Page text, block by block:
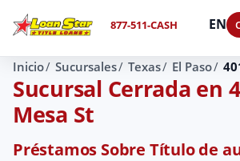
877-511-CASH EN
Inicio Sucursales Texas El Paso
Sucursal Cerrada en
Mesa St
Préstamos Sobre Título de